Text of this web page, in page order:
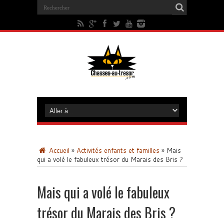
Accueil » Activités enfants et familles » Mais
qui a volé le fabuleux trésor du Marais des Bris ?
Mais qui a volé le fabuleux
trésor du Marais des Bris ?